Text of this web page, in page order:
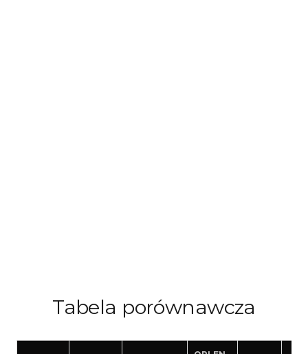
Tabela porównawcza